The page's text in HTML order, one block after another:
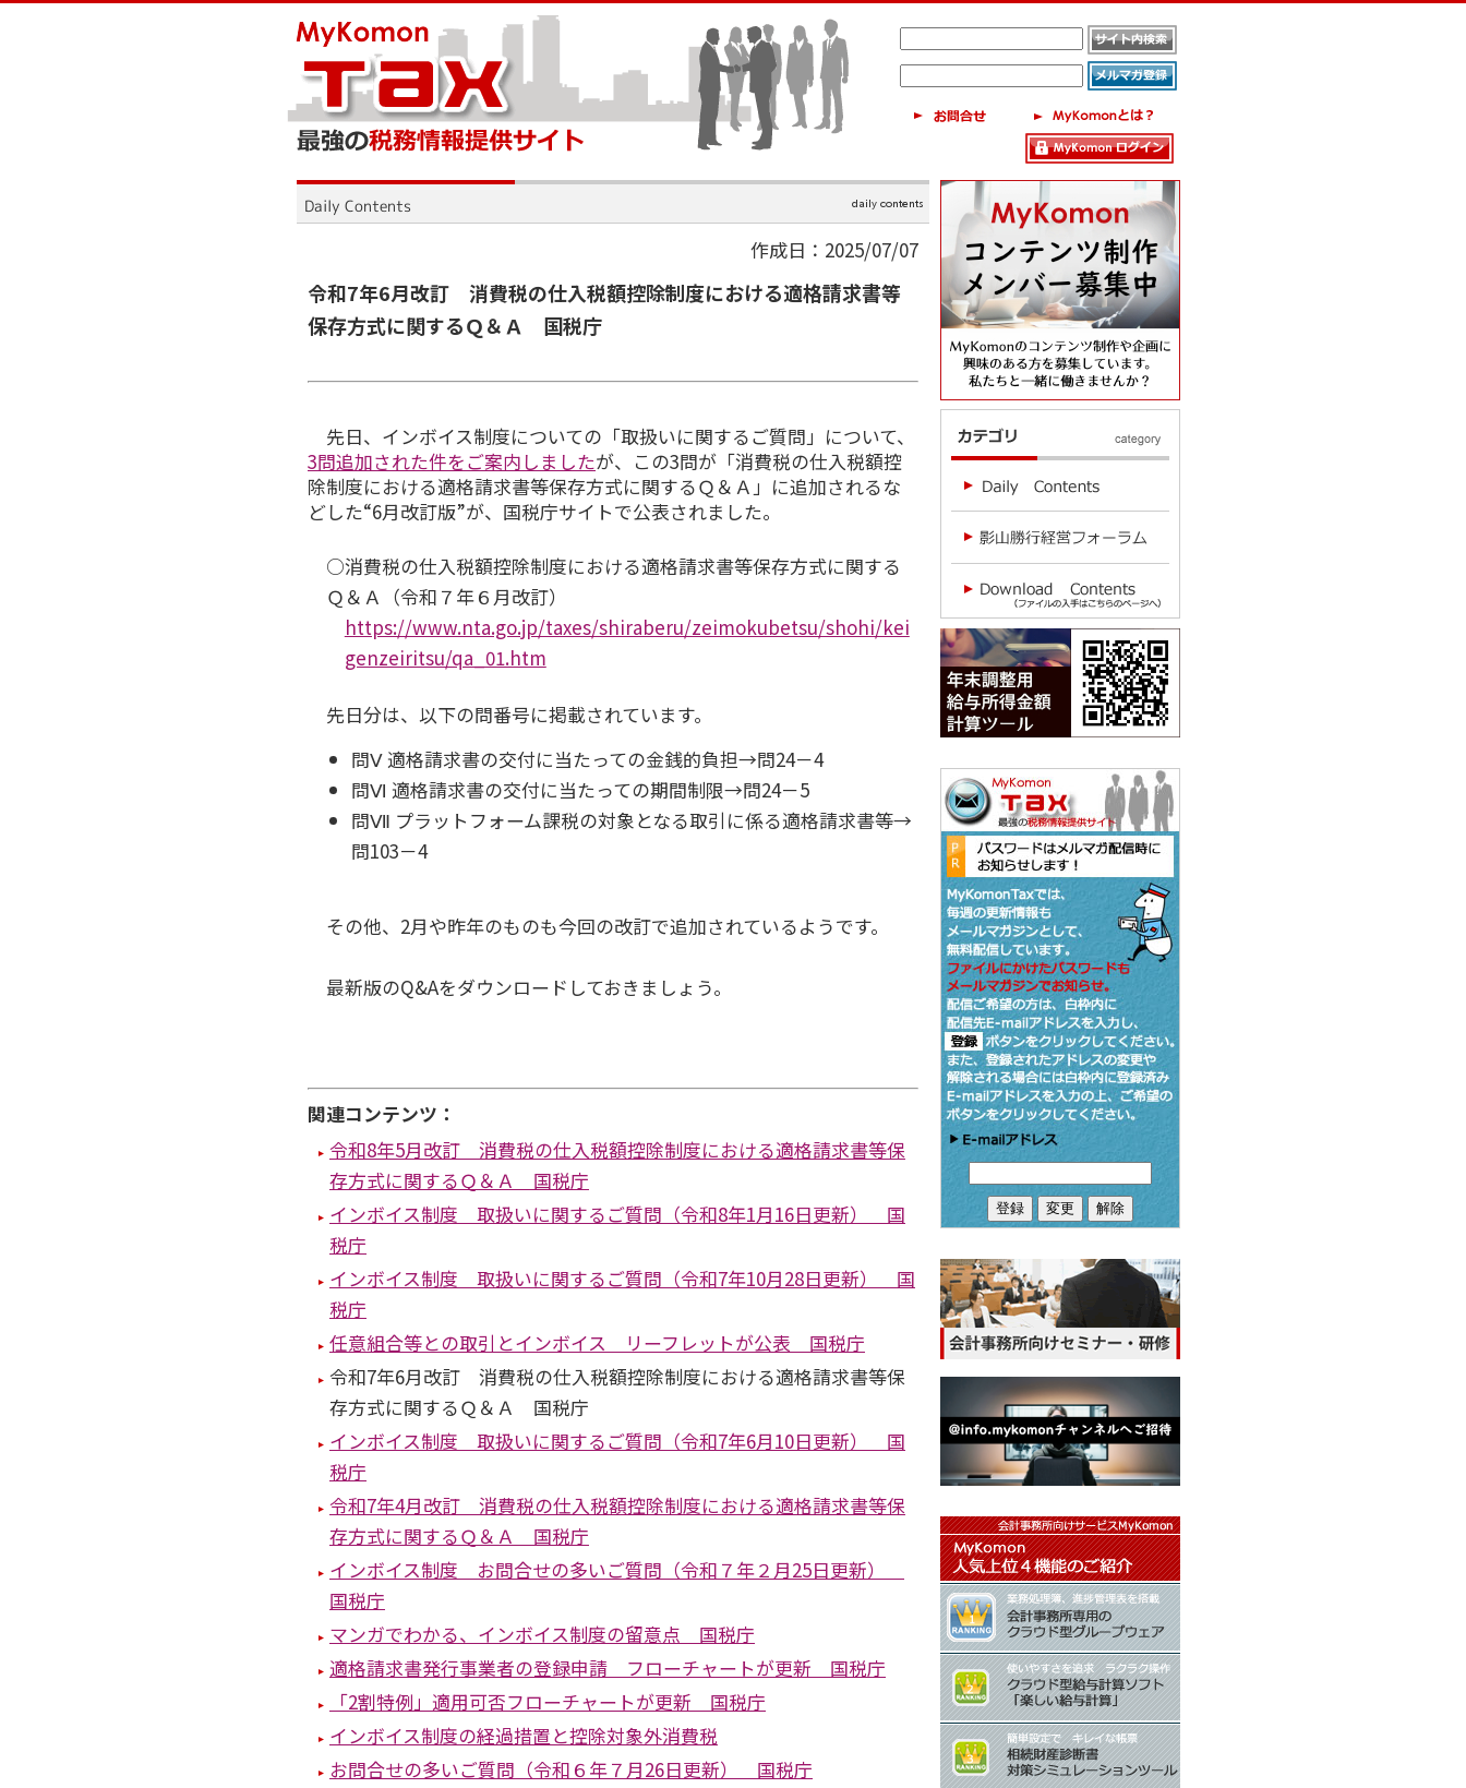
作成日：2025/07/07
令和7年6月改訂 消費税の仕入税額控除制度における適格請求書等
保存方式に関するＱ＆Ａ 国税庁
先日、インボイス制度についての「取扱いに関するご質問」について、
3問追加された件をご案内しましたが、この3問が「消費税の仕入税額控
除制度における適格請求書等保存方式に関するＱ＆Ａ」に追加されるな
どした“6月改訂版”が、国税庁サイトで公表されました。
○消費税の仕入税額控除制度における適格請求書等保存方式に関する
Ｑ＆Ａ（令和７年６月改訂）
https://www.nta.go.jp/taxes/shiraberu/zeimokubetsu/shohi/kei
genzeiritsu/qa_01.htm
先日分は、以下の問番号に掲載されています。
問Ⅴ 適格請求書の交付に当たっての金銭的負担→問24－4
問Ⅵ 適格請求書の交付に当たっての期間制限→問24－5
問Ⅶ プラットフォーム課税の対象となる取引に係る適格請求書等→
問103－4
その他、2月や昨年のものも今回の改訂で追加されているようです。
最新版のQ&Aをダウンロードしておきましょう。
関連コンテンツ：
令和8年5月改訂 消費税の仕入税額控除制度における適格請求書等保
存方式に関するＱ＆Ａ 国税庁
インボイス制度 取扱いに関するご質問（令和8年1月16日更新） 国
税庁
インボイス制度 取扱いに関するご質問（令和7年10月28日更新） 国
税庁
任意組合等との取引とインボイス リーフレットが公表 国税庁
令和7年6月改訂 消費税の仕入税額控除制度における適格請求書等保
存方式に関するＱ＆Ａ 国税庁
インボイス制度 取扱いに関するご質問（令和7年6月10日更新） 国
税庁
令和7年4月改訂 消費税の仕入税額控除制度における適格請求書等保
存方式に関するＱ＆Ａ 国税庁
インボイス制度 お問合せの多いご質問（令和７年２月25日更新）
国税庁
マンガでわかる、インボイス制度の留意点 国税庁
適格請求書発行事業者の登録申請 フローチャートが更新 国税庁
「2割特例」適用可否フローチャートが更新 国税庁
インボイス制度の経過措置と控除対象外消費税
お問合せの多いご質問（令和６年７月26日更新） 国税庁